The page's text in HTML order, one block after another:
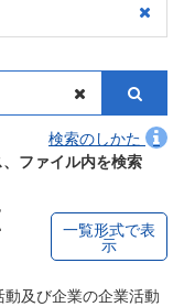
検索のしかた
ファイル内を検索
一覧形式で表
示
及び企業の企業活動